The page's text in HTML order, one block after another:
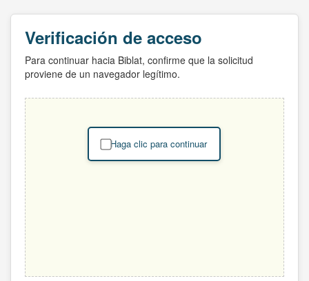
Verificación de acceso
Para continuar hacia Biblat, confirme que la solicitud
proviene de un navegador legítimo.
Haga clic para continuar